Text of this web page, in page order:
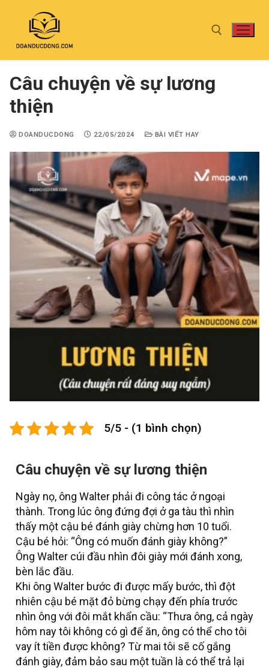
Câu chuyện về sự lương
thiện
DOANDUCDONG 22/05/2024 BÀI VIẾT HAY
5/5 - (1 bình chọn)
Câu chuyện về sự lương thiện
Ngày nọ, ông Walter phải đi công tác ở ngoại
thành. Trong lúc ông đứng đợi ở ga tàu thì nhìn
thấy một cậu bé đánh giày chừng hơn 10 tuổi.
Cậu bé hỏi: “Ông có muốn đánh giày không?”
Ông Walter cúi đầu nhìn đôi giày mới đánh xong,
bèn lắc đầu.
Khi ông Walter bước đi được mấy bước, thì đột
nhiên cậu bé mặt đỏ bừng chạy đến phía trước
nhìn ông với đôi mắt khẩn cầu: “Thưa ông, cả ngày
hôm nay tôi không có gì để ăn, ông có thể cho tôi
vay ít tiền được không? Từ mai tôi sẽ cố gắng
đánh giày, đảm bảo sau một tuần là có thể trả lại